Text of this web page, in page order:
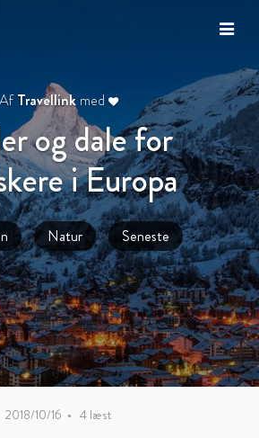
AfTravellinkmed
og dale for
i Europa
Natur Seneste
2018/10/16 • 4 læst